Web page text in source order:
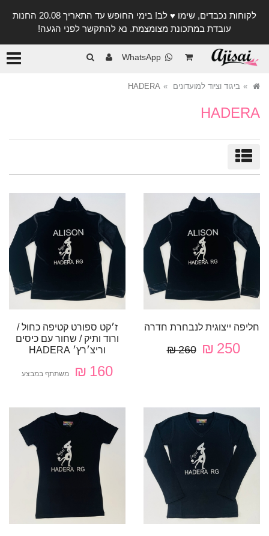
לקוחות נכבדים, שימו ♥️ לב! בימי החופש עד התאריך 20.08 החנות
עובדת במתכונת מצומצמת. נא להתקשר לפני הגעה!
WhatsApp
ביגוד וציוד למועדונים HADERA
HADERA
מיון/סינון
חליפה ייצוגית לנבחרת חדרה
250 ₪
260 ₪
ז׳קט ספורט קטיפה כחול /
ורוד ותיק / שחור עם כיסים
וריצ׳רץ׳ HADERA
160 ₪ משתתף במבצע